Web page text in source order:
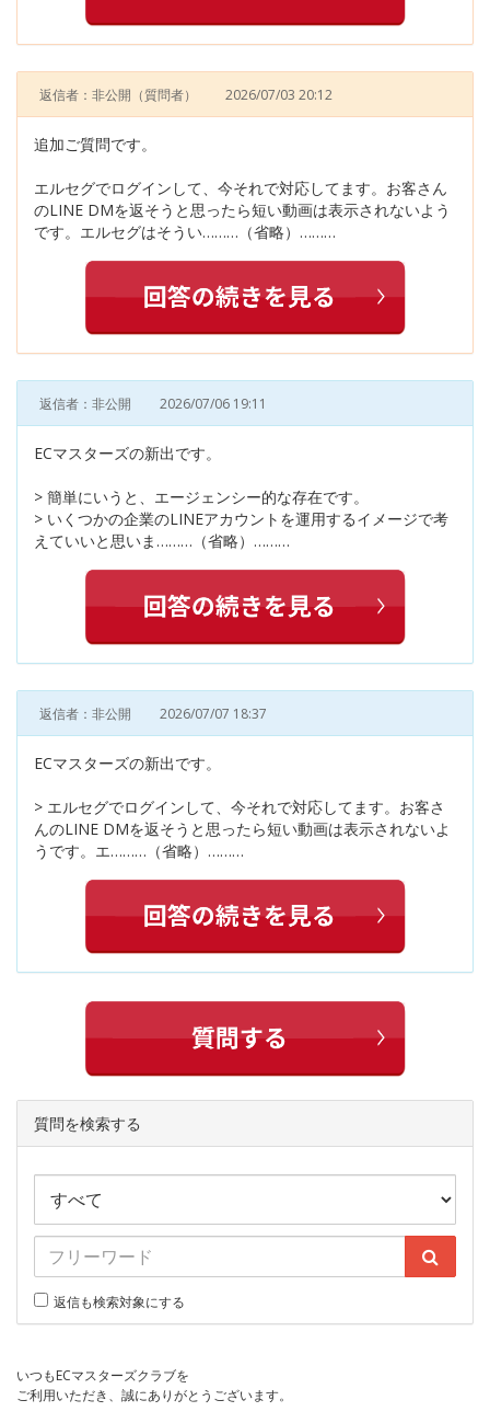
返信者：非公開 （質問者） 2026/07/03 20:12
追加ご質問です。
エルセグでログインして、今それで対応してます。お客さん
のLINE DMを返そうと思ったら短い動画は表示されないよう
です。エルセグはそうい………（省略）………
返信者：非公開 2026/07/06 19:11
ECマスターズの新出です。
> 簡単にいうと、エージェンシー的な存在です。
> いくつかの企業のLINEアカウントを運用するイメージで考
えていいと思いま………（省略）………
返信者：非公開 2026/07/07 18:37
ECマスターズの新出です。
> エルセグでログインして、今それで対応してます。お客さ
んのLINE DMを返そうと思ったら短い動画は表示されないよ
うです。エ………（省略）………
質問を検索する
返信も検索対象にする
いつもECマスターズクラブを
ご利用いただき、誠にありがとうございます。